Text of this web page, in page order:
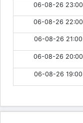
06-08-26 23:00
06-08-26 22:00
06-08-26 21:00
06-08-26 20:00
06-08-26 19:00